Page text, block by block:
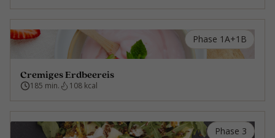
Phase 1A+1B
Cremiges Erdbeereis
185 min. 108 kcal
Phase 3